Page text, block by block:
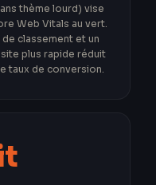
thème lourd) vise
Web Vitals au vert.
classement et un
plus rapide réduit
taux de conversion.